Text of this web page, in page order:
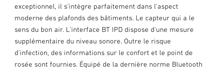
exceptionnel, il s'intègre parfaitement dans l'aspect
moderne des plafonds des bâtiments. Le capteur qui a le
sens du bon air. L'interface BT IPD dispose d'une mesure
supplémentaire du niveau sonore. Outre le risque
d'infection, des informations sur le confort et le point de
rosée sont fournies. Équipé de la dernière norme Bluetooth